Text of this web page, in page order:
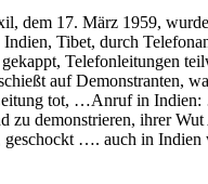
dem 17. März 1959,
Tibet, durch
auf Demonstranten,
tot, …Anruf in
demonstrieren, ihrer
…. auch in